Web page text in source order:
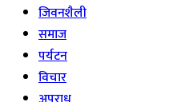
जिवनशैली
समाज
पर्यटन
विचार